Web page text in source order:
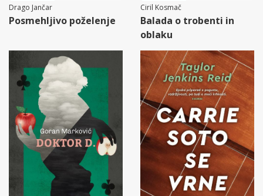
Drago Jančar
Posmehljivo poželenje
Ciril Kosmač
Balada o trobenti in
oblaku